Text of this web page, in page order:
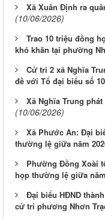
Xã Xuân Định ra
(10/06/2026)
Trao 10 triệu đồng
khó khăn tại phường
Cử tri 2 xã Nghĩa
đề với Tổ đại biểu số 10
Xã Nghĩa Trung
(10/06/2026)
Xã Phước An: Đại
thường lệ giữa năm
Phường Đồng Xoài
họp thường lệ giữa
Đại biểu HĐND
cử tri phương Nhơn